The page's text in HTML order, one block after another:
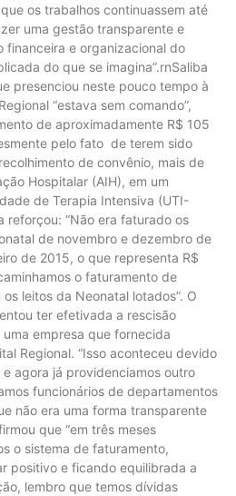
os trabalhos continuassem até
uma gestão transparente e
financeira e organizacional do
do que se imagina”.rnSaliba
presenciou neste pouco tempo à
“estava sem comando”,
de aproximadamente R$ 105
pelo fato de terem sido
de convênio, mais de
Hospitalar (AIH), em um
de Terapia Intensiva (UTI-
reforçou: “Não era faturado os
de novembro e dezembro de
de 2015, o que representa R$
o faturamento de
leitos da Neonatal lotados”. O
ter efetivada a rescisão
empresa que fornecida
Regional. “Isso aconteceu devido
agora já providenciamos outro
funcionários de departamentos
não era uma forma transparente
que “em três meses
o sistema de faturamento,
positivo e ficando equilibrada a
lembro que temos dívidas